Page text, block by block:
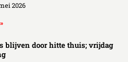
2026
blijven door hitte thuis; vrijdag